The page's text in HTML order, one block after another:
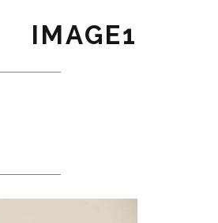
IMAGE1